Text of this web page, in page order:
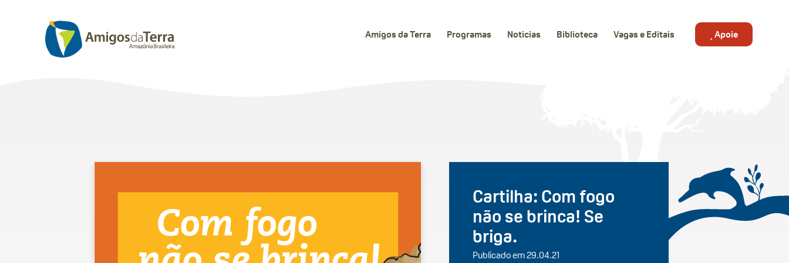
Amigos da Terra Programas Noticias Biblioteca Vagas e Editais Apoie
Cartilha: Com fogo
não se brinca! Se
briga.
Publicado em 29.04.21